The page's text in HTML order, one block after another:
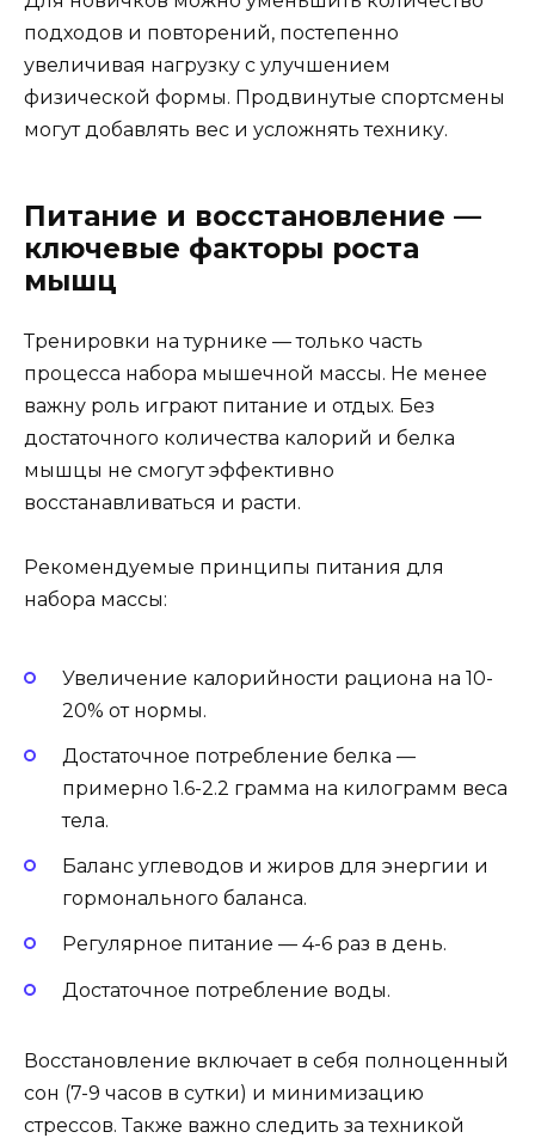
подходов и повторений, постепенно
увеличивая нагрузку с улучшением
физической формы. Продвинутые спортсмены
могут добавлять вес и усложнять технику.
Питание и восстановление —
ключевые факторы роста
мышц
Тренировки на турнике — только часть
процесса набора мышечной массы. Не менее
важну роль играют питание и отдых. Без
достаточного количества калорий и белка
мышцы не смогут эффективно
восстанавливаться и расти.
Рекомендуемые принципы питания для
набора массы:
Увеличение калорийности рациона на 10-
20% от нормы.
Достаточное потребление белка —
примерно 1.6-2.2 грамма на килограмм веса
тела.
Баланс углеводов и жиров для энергии и
гормонального баланса.
Регулярное питание — 4-6 раз в день.
Достаточное потребление воды.
Восстановление включает в себя полноценный
сон (7-9 часов в сутки) и минимизацию
стрессов. Также важно следить за техникой